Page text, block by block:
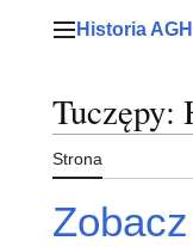
Menu główne
Historia AGH
Tuczępy:
Strona